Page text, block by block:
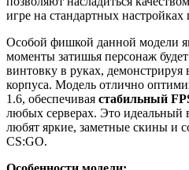
игре на стандартных настройках
Особой фишкой данной модели
моменты затишья персонаж
винтовку в руках, демонстрируя
корпуса. Модель отлично
1.6, обеспечивая стабильный
любых серверах. Это идеальный
любят яркие, заметные скины и
CS:GO.